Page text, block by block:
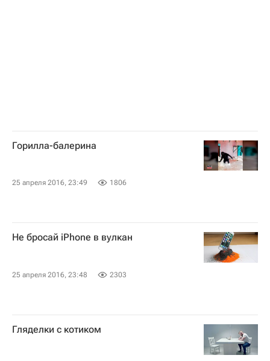
Горилла-балерина
25 апреля 2016, 23:49 1806
Не бросай iPhone в вулкан
25 апреля 2016, 23:48 2303
Гляделки с котиком